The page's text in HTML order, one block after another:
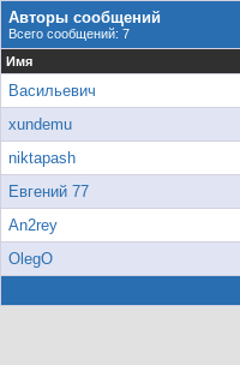
Авторы сообщений
Всего сообщений: 7
Имя
Васильевич
xundemu
niktapash
Евгений 77
An2rey
OlegO